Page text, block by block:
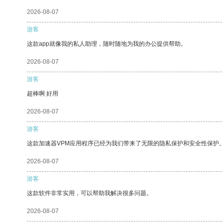
2026-08-07
游客
这款app就像我的私人助理，随时随地为我的办公提供帮助。
2026-08-07
游客
超棒啊 好用
2026-08-07
游客
这款加速器VPM应用程序已经为我们带来了无限的隐私保护和安全性保护
2026-08-07
游客
这款软件非常实用，可以帮助我解决很多问题。
2026-08-07